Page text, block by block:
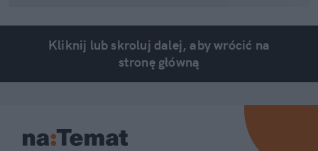
Kliknij lub skroluj dalej, aby wrócić na
stronę główną